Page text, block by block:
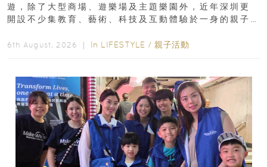
遊，除了大型商場、遊樂場及主題樂園外，近年深圳更
開設不少集教育、藝術、科技及互動體驗於一身的親子
6th August, 2026 ｜ In LIFESTYLE / 親子活動